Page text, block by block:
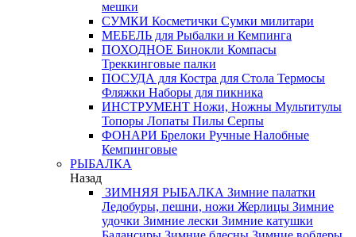
мешки
СУМКИ Косметички Сумки милитари
МЕБЕЛЬ для Рыбалки и Кемпинга
ПОХОДНОЕ Бинокли Компасы
Треккинговые палки
ПОСУДА для Костра для Стола Термосы
Фляжки Наборы для пикника
ИНСТРУМЕНТ Ножи, Ножны Мультитулы
Топоры Лопаты Пилы Серпы
ФОНАРИ Брелоки Ручные Налобные
Кемпинговые
РЫБАЛКА
Назад
ЗИМНЯЯ РЫБАЛКА Зимние палатки
Ледобуры, пешни, ножи Жерлицы Зимние
удочки Зимние лески Зимние катушки